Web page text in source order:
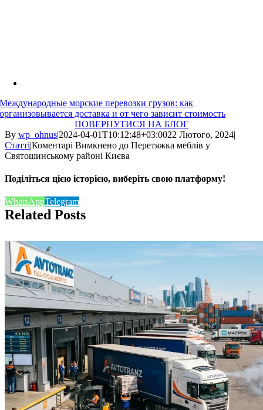
Международные морские перевозки грузов: как
организовывается доставка и от чего зависит стоимость
ПОВЕРНУТИСЯ НА БЛОГ
By wp_ohnus|2024-04-01T10:12:48+03:0022 Лютого, 2024|
Статті|Коментарі Вимкнено до Перетяжка меблів у
Святошинському районі Києва
Поділіться цією історією, виберіть свою платформу!
WhatsAppTelegram
Related Posts